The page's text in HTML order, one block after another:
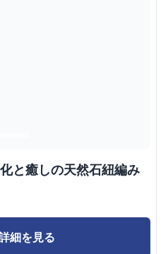
と癒しの天然石紐編み
細を見る